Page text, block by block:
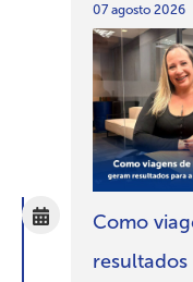
07 agosto 2026
Como
resultados